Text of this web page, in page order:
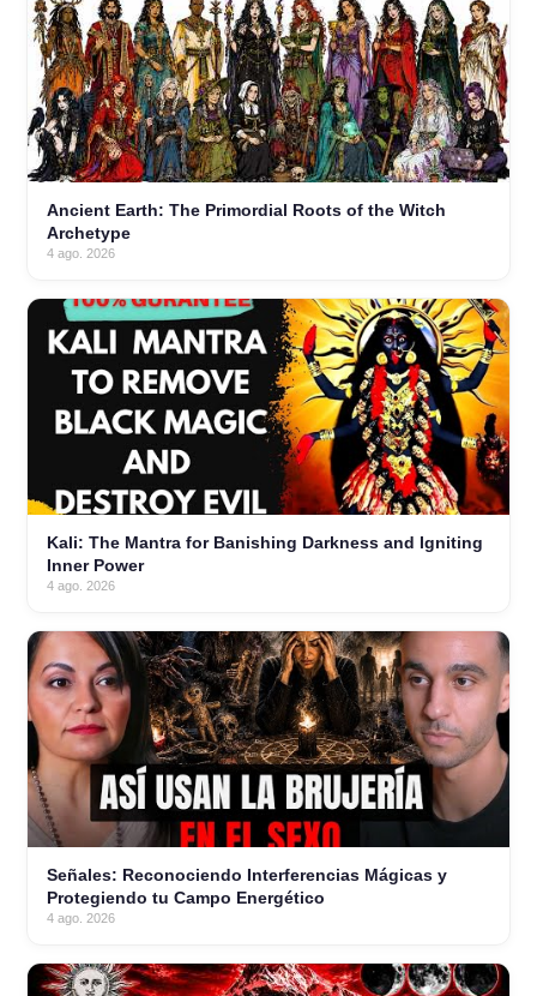
Ancient Earth: The Primordial Roots of the Witch
Archetype
4 ago. 2026
Kali: The Mantra for Banishing Darkness and Igniting
Inner Power
4 ago. 2026
Señales: Reconociendo Interferencias Mágicas y
Protegiendo tu Campo Energético
4 ago. 2026